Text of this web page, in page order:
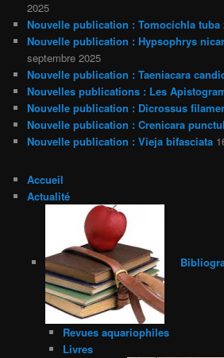
2025
Nouvelle publication : Tomocichla tuba
Nouvelle publication : Hypsophrys
septembre 2025
Nouvelle publication : Taeniacara
Nouvelles publications : Les
Nouvelle publication : Dicrossus
Nouvelle publication : Crenicara
Nouvelle publication : Vieja bifasciata
Accueil
Actualité
Revues aquariophiles
Livres